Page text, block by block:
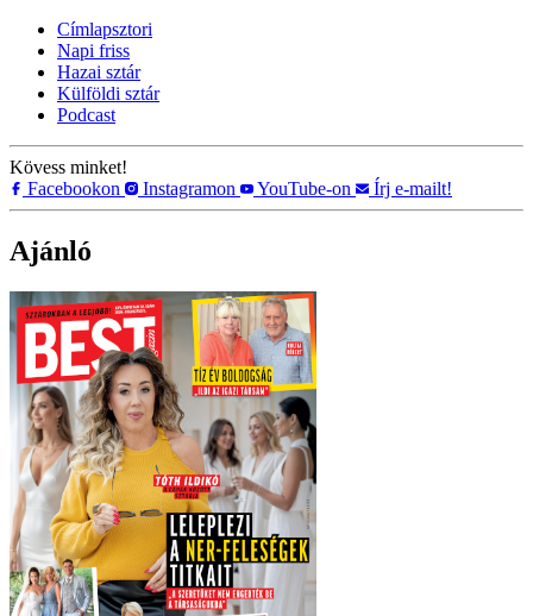
Címlapsztori
Napi friss
Hazai sztár
Külföldi sztár
Podcast
Kövess minket!
Facebookon
Instagramon YouTube-on Írj e-mailt!
Ajánló